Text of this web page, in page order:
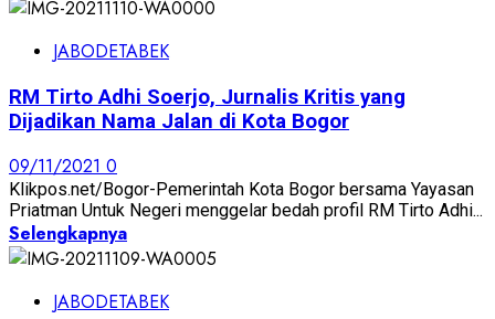
JABODETABEK
RM Tirto Adhi Soerjo, Jurnalis Kritis yang
Dijadikan Nama Jalan di Kota Bogor
09/11/2021 0
Klikpos.net/Bogor-Pemerintah Kota Bogor bersama Yayasan
Priatman Untuk Negeri menggelar bedah profil RM Tirto Adhi...
Selengkapnya
JABODETABEK